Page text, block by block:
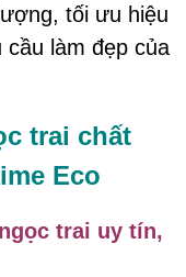
tối ưu hiệu
làm đẹp của
trai chất
Eco
trai uy tín,